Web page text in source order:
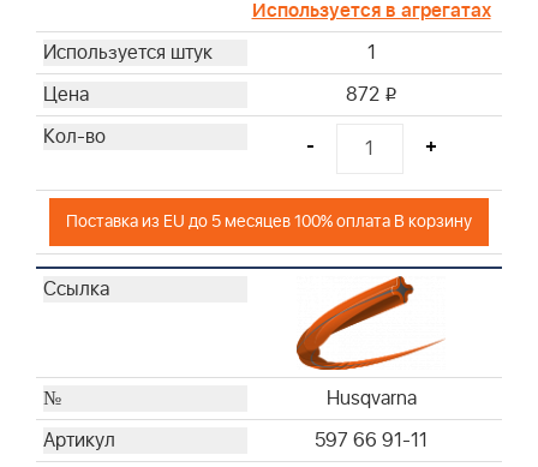
Используется в агрегатах
1
872 i
- +
Поставка из EU до 5 месяцев 100% оплата В корзину
Husqvarna
597 66 91-11